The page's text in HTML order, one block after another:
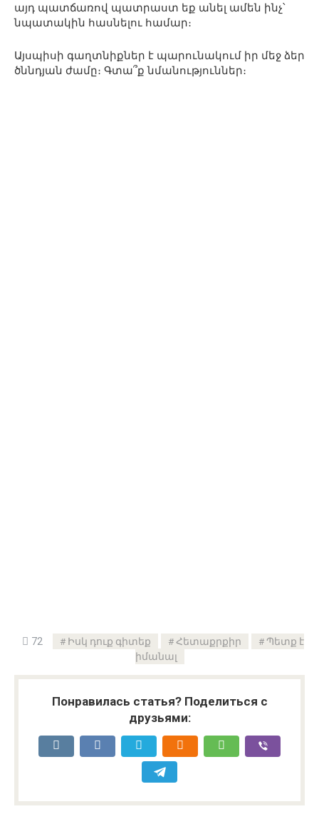
այդ պատճառով պատրաստ եք անել ամեն ինչ՝
նպատակին հասնելու համար։
Այսպիսի գաղտնիքներ է պարունակում իր մեջ ձեր
ծննդյան ժամը։ Գտա՞ք նմանություններ։
72 Իսկ դուք գիտեք Հետաքրքիր
Պետք է
իմանալ
Понравилась статья? Поделиться с
друзьями: